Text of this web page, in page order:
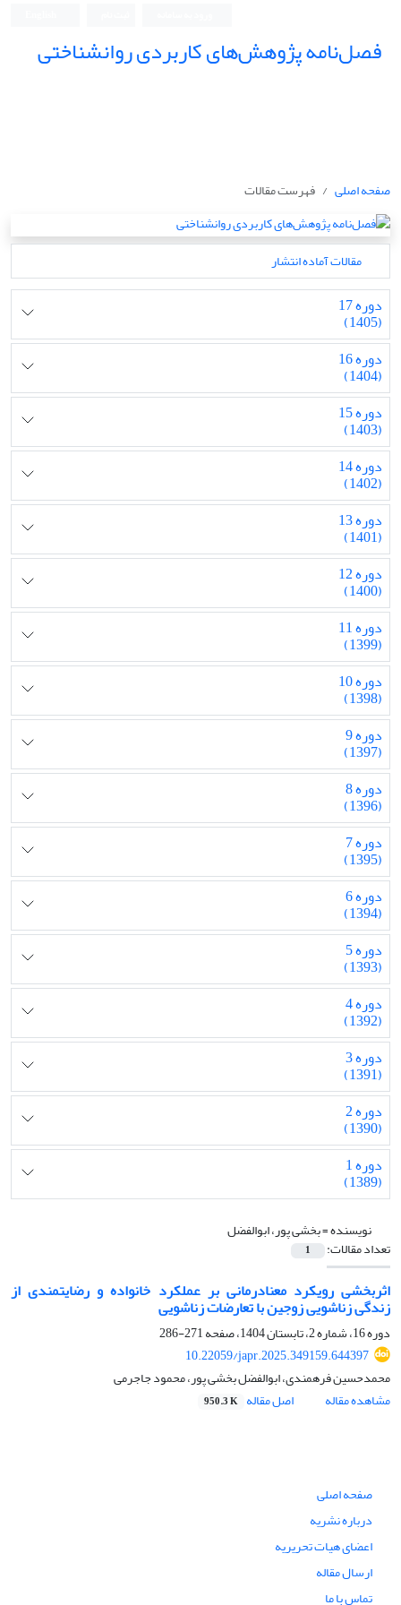
فصل‌نامه پژوهش‌های کاربردی روانشناختی
صفحه اصلی فهرست مقالات
مقالات آماده انتشار
دوره 17
(1405)
دوره 16
(1404)
دوره 15
(1403)
دوره 14
(1402)
دوره 13
(1401)
دوره 12
(1400)
دوره 11
(1399)
دوره 10
(1398)
دوره 9
(1397)
دوره 8
(1396)
دوره 7
(1395)
دوره 6
(1394)
دوره 5
(1393)
دوره 4
(1392)
دوره 3
(1391)
دوره 2
(1390)
دوره 1
(1389)
نویسنده =بخشی پور، ابوالفضل
تعداد مقالات: 1
اثربخشی رویکرد معنادرمانی بر عملکرد خانواده و رضایتمندی از
زندگی زناشویی زوجین با تعارضات زناشویی
دوره 16، شماره 2، تابستان 1404، صفحه
271-286
10.22059/japr.2025.349159.644397
محمدحسین فرهمندی، ابوالفضل بخشی پور، محمود جاجرمی
مشاهده مقاله
اصل مقاله 950.3 K
صفحه اصلی
درباره نشریه
اعضای هیات تحریریه
ارسال مقاله
تماس با ما